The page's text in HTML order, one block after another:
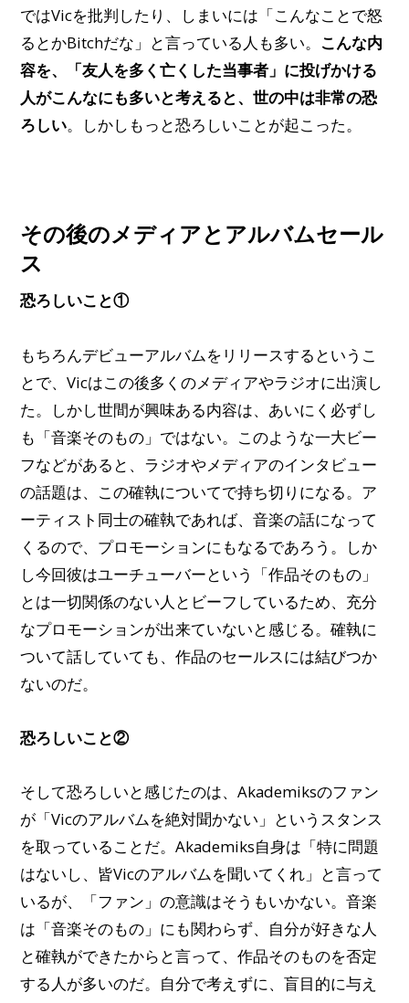
ではVicを批判したり、しまいには「こんなことで怒
るとかBitchだな」と言っている人も多い。 こんな内
容を、「友人を多く亡くした当事者」に投げかける
人がこんなにも多いと考えると、世の中は非常の恐
ろしい。しかしもっと恐ろしいことが起こった。
その後のメディアとアルバムセール
ス
恐ろしいこと①
もちろんデビューアルバムをリリースするというこ
とで、Vicはこの後多くのメディアやラジオに出演し
た。しかし世間が興味ある内容は、あいにく必ずし
も「音楽そのもの」ではない。このような一大ビー
フなどがあると、ラジオやメディアのインタビュー
の話題は、この確執についてで持ち切りになる。ア
ーティスト同士の確執であれば、音楽の話になって
くるので、プロモーションにもなるであろう。しか
し今回彼はユーチューバーという「作品そのもの」
とは一切関係のない人とビーフしているため、充分
なプロモーションが出来ていないと感じる。確執に
ついて話していても、作品のセールスには結びつか
ないのだ。
恐ろしいこと②
そして恐ろしいと感じたのは、Akademiksのファン
が「Vicのアルバムを絶対聞かない」というスタンス
を取っていることだ。Akademiks自身は「特に問題
はないし、皆Vicのアルバムを聞いてくれ」と言って
いるが、「ファン」の意識はそうもいかない。音楽
は「音楽そのもの」にも関わらず、自分が好きな人
と確執ができたからと言って、作品そのものを否定
する人が多いのだ。自分で考えずに、盲目的に与え